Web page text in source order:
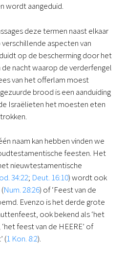
wordt aangeduid.
deze termen naast elkaar
aspecten van
op de bescherming door het
nacht waarop de verderfengel
van het offerlam moest
brood is een aanduiding
Israëlieten het moesten eten
naam kan hebben vinden we
feesten. Het
nieuwtestamentische
34:22; Deut. 16:10) wordt ook
Num. 28:26) of ‘Feest van de
Evenzo is het derde grote
ook bekend als ‘het
feest van de HEERE’ of
(1 Kon. 8:2).